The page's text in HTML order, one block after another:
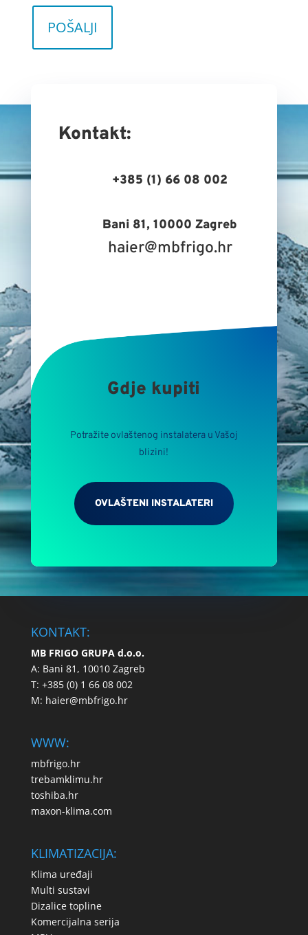
Kontakt:
+385 (1) 66 08 002
Bani 81, 10000 Zagreb
haier@mbfrigo.hr
Gdje kupiti
Potražite ovlaštenog instalatera u Vašoj
blizini!
OVLAŠTENI INSTALATERI
KONTAKT:
MB FRIGO GRUPA d.o.o.
A: Bani 81, 10010 Zagreb
T: +385 (0) 1 66 08 002
M: haier@mbfrigo.hr
WWW:
mbfrigo.hr
trebamklimu.hr
toshiba.hr
maxon-klima.com
KLIMATIZACIJA:
Klima uređaji
Multi sustavi
Dizalice topline
Komercijalna serija